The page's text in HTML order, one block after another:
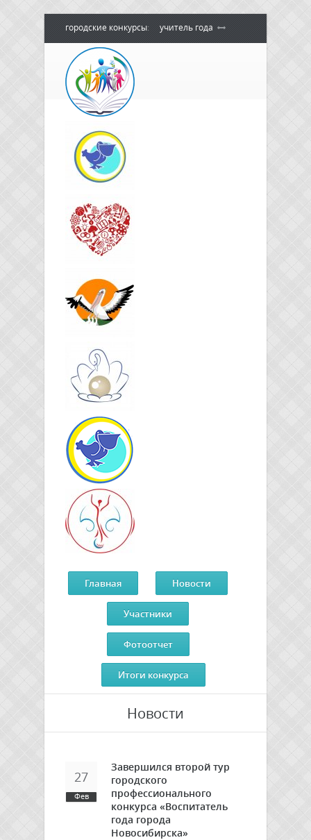
городские конкурсы: учитель года
воспитатель года
дебют педагог - психолог года
сердце отдаю детям
Главная Новости
Участники
Фотоотчет
Итоги конкурса
Новости
27
Фев
Завершился второй тур
городского
профессионального
конкурса «Воспитатель
года города
Новосибирска»